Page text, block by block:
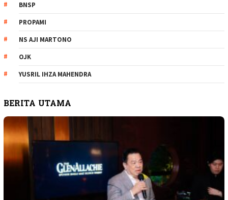
BNSP
PROPAMI
NS AJI MARTONO
OJK
YUSRIL IHZA MAHENDRA
BERITA UTAMA